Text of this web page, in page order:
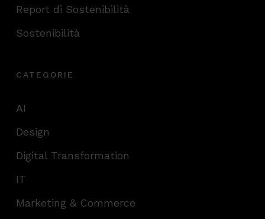
Report di Sostenibilità
Sostenibilità
CATEGORIE
AI
Design
Digital Transformation
IT
Marketing & Commerce